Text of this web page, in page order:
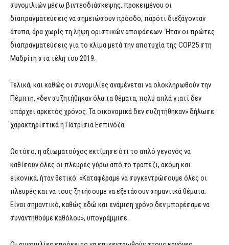
συνομιλιών μέσω βιντεοδιάσκεψης, προκειμένου οι
διαπραγματεύσεις να σημειώσουν πρόοδο, παρότι διεξάγονταν
άτυπα, άρα χωρίς τη λήψη οριστικών αποφάσεων. Ήταν οι πρώτες
διαπραγματεύσεις για το κλίμα μετά την αποτυχία της COP25 στη
Μαδρίτη στα τέλη του 2019.
Τελικά, και καθώς οι συνομιλίες αναμένεται να ολοκληρωθούν την
Πέμπτη, «δεν συζητήθηκαν όλα τα θέματα, πολύ απλά γιατί δεν
υπάρχει αρκετός χρόνος. Τα οικονομικά δεν συζητήθηκαν» δήλωσε
χαρακτηριστικά η Πατρίσια Εσπινόζα.
Ωστόσο, η αξιωματούχος εκτίμησε ότι το απλό γεγονός να
καθίσουν όλες οι πλευρές γύρω από το τραπέζι, ακόμη και
εικονικά, ήταν θετικό: «Καταφέραμε να συγκεντρώσουμε όλες οι
πλευρές και να τους ζητήσουμε να εξετάσουν σημαντικά θέματα.
Είναι σημαντικό, καθώς εδώ και ενάμιση χρόνο δεν μπορέσαμε να
συναντηθούμε καθόλου», υπογράμμισε.